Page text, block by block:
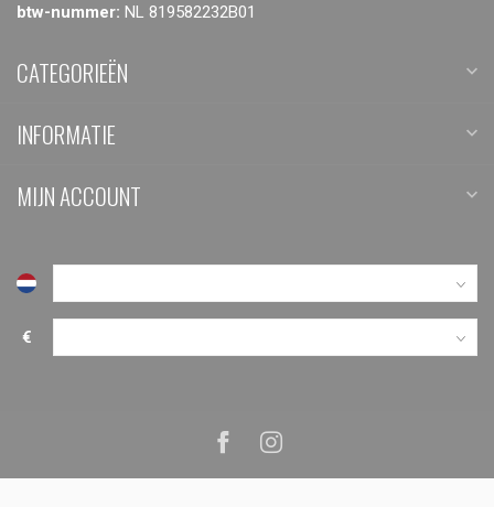
btw-nummer: NL 819582232B01
CATEGORIEËN
INFORMATIE
MIJN ACCOUNT
€